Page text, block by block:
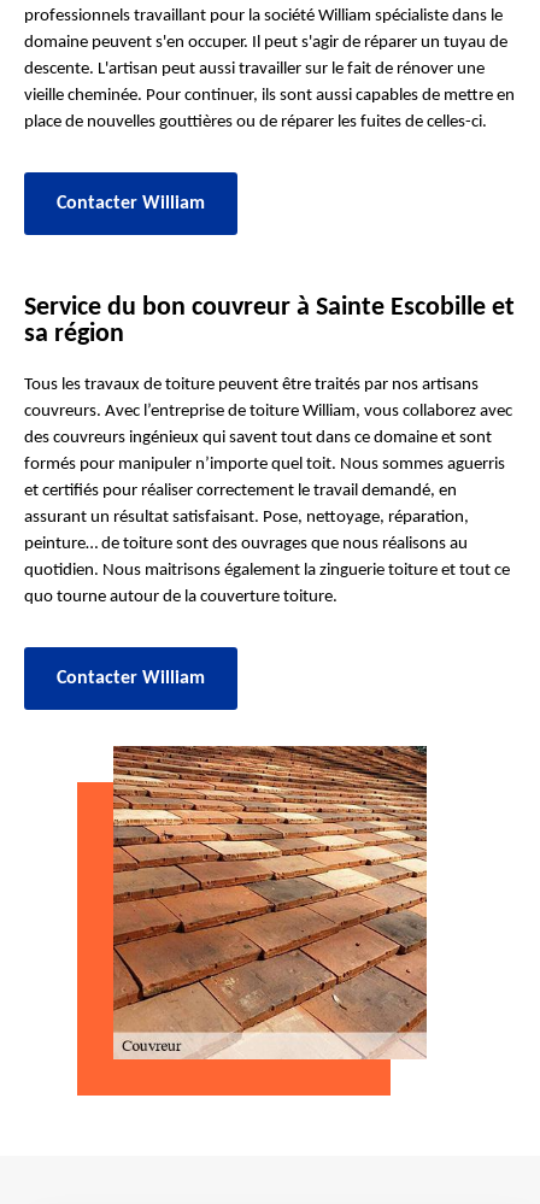
professionnels travaillant pour la société William spécialiste dans le
domaine peuvent s'en occuper. Il peut s'agir de réparer un tuyau de
descente. L'artisan peut aussi travailler sur le fait de rénover une
vieille cheminée. Pour continuer, ils sont aussi capables de mettre en
place de nouvelles gouttières ou de réparer les fuites de celles-ci.
Contacter William
Service du bon couvreur à Sainte Escobille et
sa région
Tous les travaux de toiture peuvent être traités par nos artisans
couvreurs. Avec l’entreprise de toiture William, vous collaborez avec
des couvreurs ingénieux qui savent tout dans ce domaine et sont
formés pour manipuler n’importe quel toit. Nous sommes aguerris
et certifiés pour réaliser correctement le travail demandé, en
assurant un résultat satisfaisant. Pose, nettoyage, réparation,
peinture… de toiture sont des ouvrages que nous réalisons au
quotidien. Nous maitrisons également la zinguerie toiture et tout ce
quo tourne autour de la couverture toiture.
Contacter William